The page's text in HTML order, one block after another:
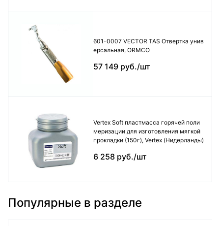
601-0007 VECTOR TAS Отвертка унив
ерсальная, ORMCO
57 149 руб./шт
Vertex Soft пластмасса горячей поли
меризации для изготовления мягкой
прокладки (150г), Vertex (Нидерланды)
6 258 руб./шт
Популярные в разделе